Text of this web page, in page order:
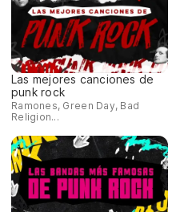
Las mejores canciones de
punk rock
Ramones, Green Day, Bad
Religion...